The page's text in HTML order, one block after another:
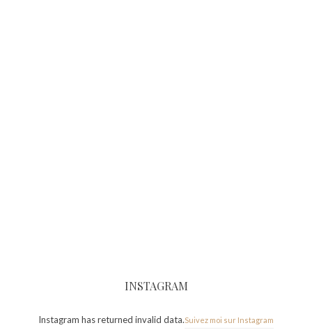
INSTAGRAM
Instagram has returned invalid data.Suivez moi sur Instagram